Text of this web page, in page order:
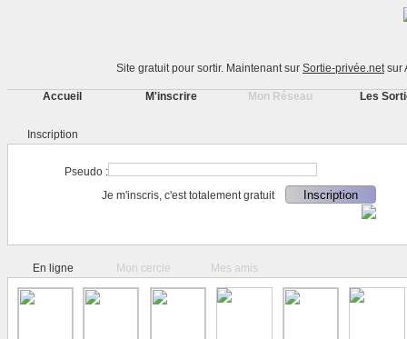
Site gratuit pour sortir. Maintenant sur Sortie-privée.netsur
Accueil M'inscrire Mon Réseau Les
Inscription
Pseudo :
Je m'inscris, c'est totalement gratuit
En ligne Mon cercle Mes amis